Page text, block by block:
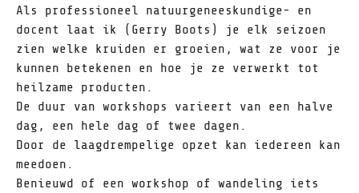
Als professioneel natuurgeneeskundige- en
docent laat ik (Gerry Boots) je elk seizoen
zien welke kruiden er groeien, wat ze voor je
kunnen betekenen en hoe je ze verwerkt tot
heilzame producten.
De duur van workshops varieert van een halve
dag, een hele dag of twee dagen.
Door de laagdrempelige opzet kan iedereen kan
meedoen.
Benieuwd of een workshop of wandeling iets